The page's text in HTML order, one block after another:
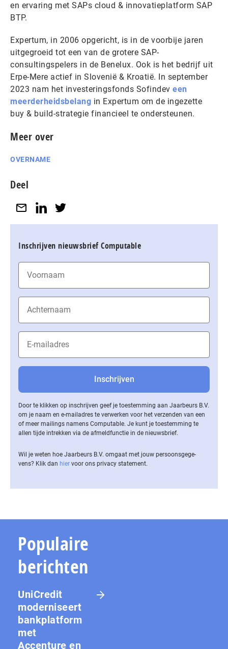
en ervaring met SAPs cloud & innovatieplatform SAP
BTP.
Expertum, in 2006 opgericht, is in de voorbije jaren
uitgegroeid tot een van de grotere SAP-
consultingspelers in de Benelux. Ook is het bedrijf uit
Erpe-Mere actief in Slovenië & Kroatië. In september
2023 nam het investeringsfonds Sofindev een
meerderheidsbelang in Expertum om de ingezette
buy & build-strategie financieel te ondersteunen.
Meer over
OVERNAME
Deel
Inschrijven nieuwsbrief Computable
Door te klikken op inschrijven geef je toestemming aan Jaarbeurs B.V.
om je naam en e-mailadres te verwerken voor het verzenden van een
of meer mailings namens Computable. Je kunt je toestemming te
allen tijde intrekken via de af­meld­func­tie in de nieuwsbrief.
Wil je weten hoe Jaarbeurs B.V. omgaat met jouw per­soons­ge­ge­
vens? Klik dan hier voor ons privacy statement.
Populaire
berichten
UniCredit
moderniseert
bankplatform
met
Accenture en